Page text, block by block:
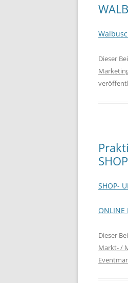
Dieser
SHOP-
ONLINE
Dieser
Markt- /